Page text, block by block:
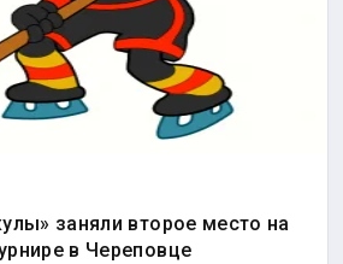
заняли второе место на
в Череповце